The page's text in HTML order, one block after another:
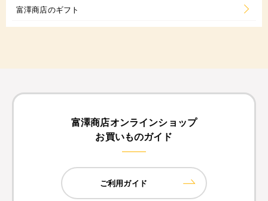
富澤商店のギフト
富澤商店オンラインショップ
お買いものガイド
ご利用ガイド